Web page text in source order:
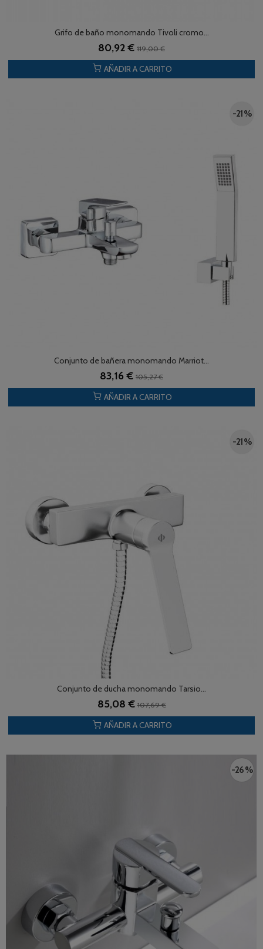
Grifo de baño monomando Tivoli cromo...
80,92 € 119,00 €
AÑADIR A CARRITO
-21 %
Conjunto de bañera monomando Marriot...
83,16 € 105,27 €
AÑADIR A CARRITO
-21 %
Conjunto de ducha monomando Tarsio...
85,08 €107,69 €
AÑADIR A CARRITO
-26 %